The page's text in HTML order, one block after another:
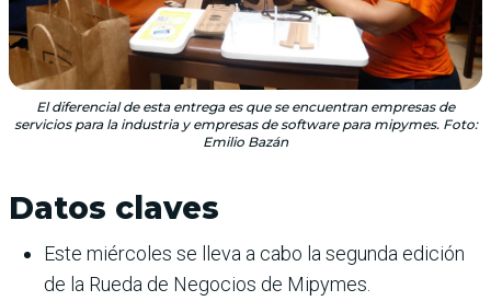
El diferencial de esta entrega es que se encuentran empresas de
servicios para la industria y empresas de software para mipymes. Foto:
Emilio Bazán
Datos claves
Este miércoles se lleva a cabo la segunda edición
de la Rueda de Negocios de Mipymes.